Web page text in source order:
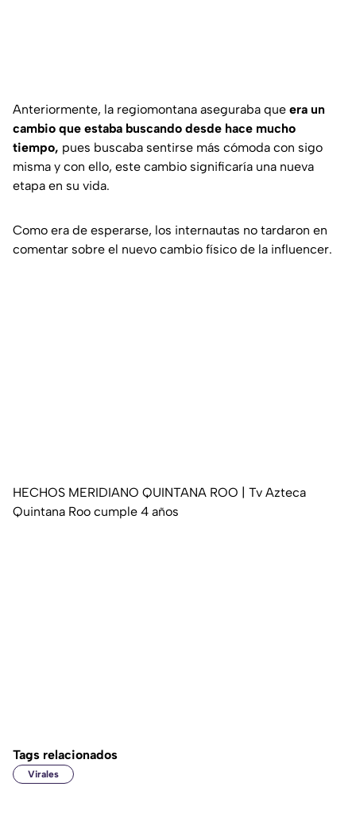
Anteriormente, la regiomontana aseguraba que era un
cambio que estaba buscando desde hace mucho
tiempo, pues buscaba sentirse más cómoda con sigo
misma y con ello, este cambio significaría una nueva
etapa en su vida.
Como era de esperarse, los internautas no tardaron en
comentar sobre el nuevo cambio físico de la influencer.
HECHOS MERIDIANO QUINTANA ROO | Tv Azteca
Quintana Roo cumple 4 años
Tags relacionados
Virales